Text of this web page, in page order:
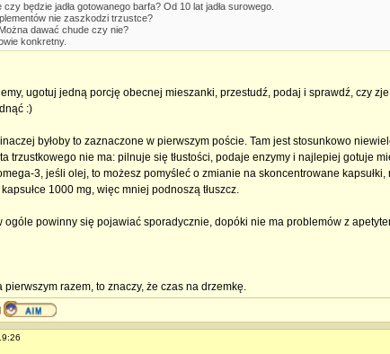
czy będzie jadła gotowanego barfa? Od 10 lat jadła surowego.
nie zaszkodzi trzustce?
dawać chude czy nie?
konkretny.
ugotuj jedną porcję obecnej mieszanki, przestudź, podaj i sprawdź, czy
:)
byłoby to zaznaczone w pierwszym poście. Tam jest stosunkowo
trzustkowego nie ma: pilnuje się tłustości, podaje enzymy i najlepiej gotuje
3, jeśli olej, to możesz pomyśleć o zmianie na skoncentrowane
1000 mg, więc mniej podnoszą tłuszcz.
ogóle powinny się pojawiać sporadycznie, dopóki nie ma problemów z
pierwszym razem, to znaczy, że czas na drzemkę.